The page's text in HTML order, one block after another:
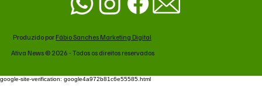
Produzido por Fábio Sanches Marketing Digital
Ativa News © 2026 - Todos os direitos reservados
google-site-verification: google4a972b81c6e55585.html